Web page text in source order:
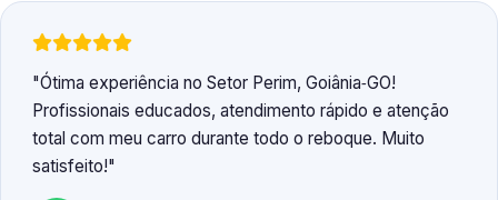
Ótima experiência no Setor Perim, Goiânia‑GO!
Profissionais educados, atendimento rápido e atenção
total com meu carro durante todo o reboque. Muito
satisfeito!